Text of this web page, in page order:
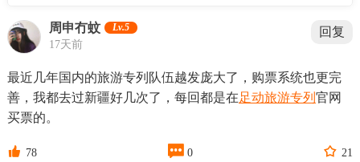
周申冇蚊 Lv.5
17天前
回复
最近几年国内的旅游专列队伍越发庞大了，购票系统也更完
善，我都去过新疆好几次了，每回都是在足动旅游专列 官网
买票的。
 78  0  21